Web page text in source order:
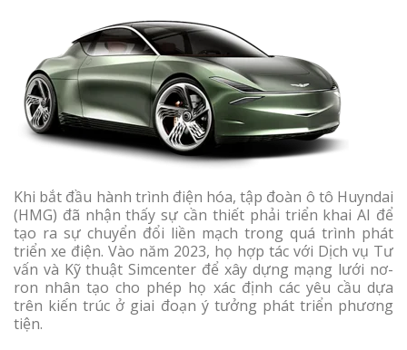
Khi bắt đầu hành trình điện hóa, tập đoàn ô tô Huyndai
(HMG) đã nhận thấy sự cần thiết phải triển khai AI để
tạo ra sự chuyển đổi liền mạch trong quá trình phát
triển xe điện. Vào năm 2023, họ hợp tác với Dịch vụ Tư
vấn và Kỹ thuật Simcenter để xây dựng mạng lưới nơ-
ron nhân tạo cho phép họ xác định các yêu cầu dựa
trên kiến trúc ở giai đoạn ý tưởng phát triển phương
tiện.